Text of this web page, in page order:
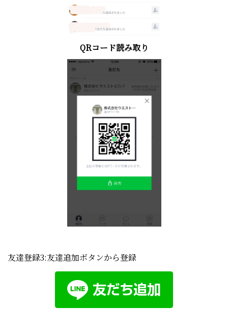
QRコード読み取り
友達登録3:友達追加ボタンから登録